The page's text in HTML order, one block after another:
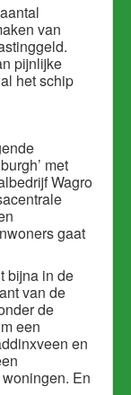
van
pijnlijke
het schip
met
Wagro
gaat
bijna in de
van de
de
een
en
En